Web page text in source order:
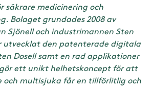
säkrare medicinering och
Bolaget grundades 2008 av
Sjönell och industrimannen Sten
utvecklat den patenterade digitala
Dosell samt en rad applikationer
ett unikt helhetskoncept för att
och multisjuka får en tillförlitlig och